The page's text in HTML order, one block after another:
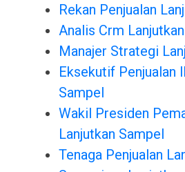
Rekan Penjualan
Analis Crm
Manajer Strategi
Eksekutif Penjualan
Sampel
Wakil Presiden
Lanjutkan Sampel
Tenaga Penjualan